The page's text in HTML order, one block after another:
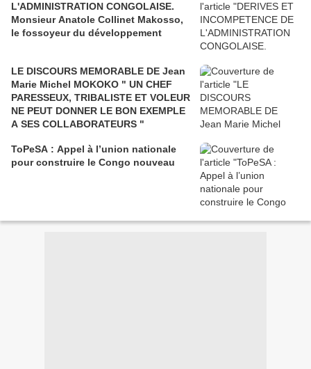
L'ADMINISTRATION CONGOLAISE.
Monsieur Anatole Collinet Makosso,
le fossoyeur du développement
LE DISCOURS MEMORABLE DE Jean
Marie Michel MOKOKO " UN CHEF
PARESSEUX, TRIBALISTE ET VOLEUR
NE PEUT DONNER LE BON EXEMPLE
A SES COLLABORATEURS "
ToPeSA : Appel à l’union nationale
pour construire le Congo nouveau